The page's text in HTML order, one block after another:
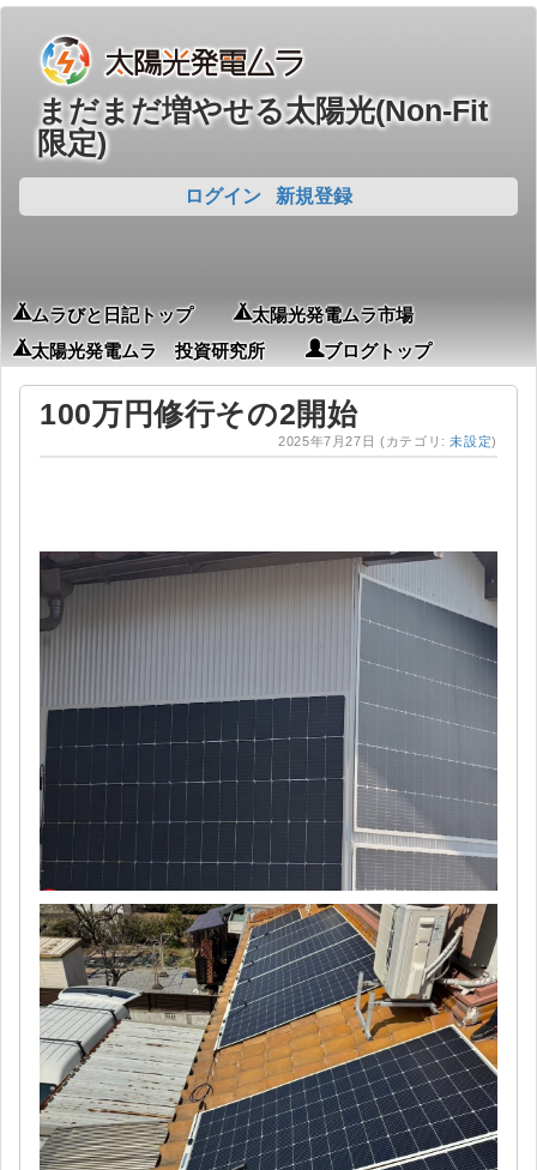
まだまだ増やせる太陽光(Non-Fit
限定)
ログイン 新規登録
ムラびと日記トップ
太陽光発電ムラ市場
太陽光発電ムラ 投資研究所
ブログトップ
100万円修行その2開始
2025年7月27日 (カテゴリ:未設定)